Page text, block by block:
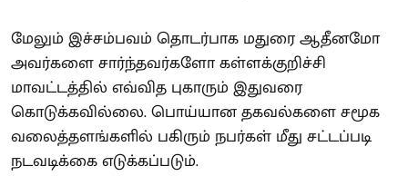
மேலும் இச்சம்பவம் தொடர்பாக மதுரை ஆதீனமோ
அவர்களை சார்ந்தவர்களோ கள்ளக்குறிச்சி
மாவட்டத்தில் எவ்வித புகாரும் இதுவரை
கொடுக்கவில்லை. பொய்யான தகவல்களை சமூக
வலைத்தளங்களில் பகிரும் நபர்கள் மீது சட்டப்படி
நடவடிக்கை எடுக்கப்படும்.